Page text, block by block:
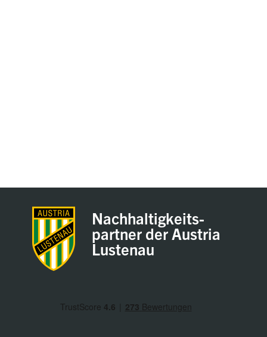
Nachhaltigkeits-
partner der Austria
Lustenau